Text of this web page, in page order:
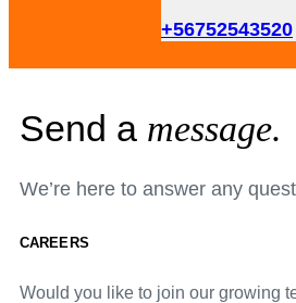
+56752543520
Send a message.
We’re here to answer any
CAREERS
Would you like to join our growing